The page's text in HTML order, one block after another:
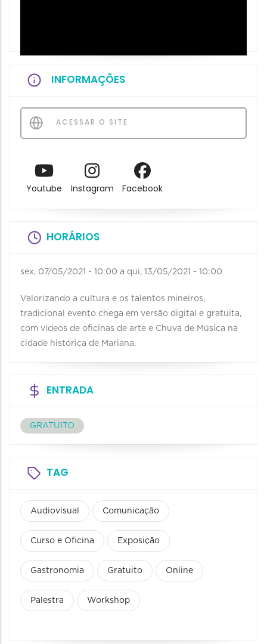
INFORMAÇÕES
ACESSAR O SITE
Youtube Instagram Facebook
HORÁRIOS
sex, 07/05/2021 - 10:00 a qui, 13/05/2021 - 10:00
Valorizando a cultura e os talentos mineiros,
tradicional evento chega em versão digital e gratuita,
com vídeos de oficinas de arte e Chuva de Música na
cidade histórica de Mariana.
ENTRADA
GRATUITO
TAG
Audiovisual Comunicação
Curso e Oficina Exposição
Gastronomia Gratuito Online
Palestra Workshop